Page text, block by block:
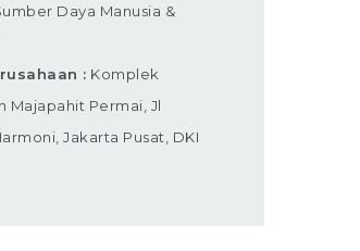
Daya Manusia &
Komplek
Majapahit Permai, Jl
Jakarta Pusat, DKI